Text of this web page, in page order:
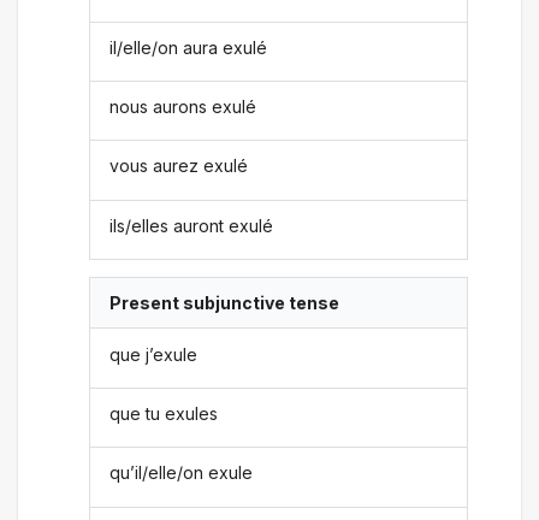
il/elle/on aura exulé
nous aurons exulé
vous aurez exulé
ils/elles auront exulé
Present subjunctive tense
que j’exule
que tu exules
qu’il/elle/on exule